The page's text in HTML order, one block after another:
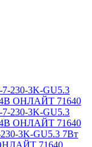
3K-GU5.3 7Вт
71640